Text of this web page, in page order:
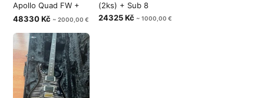
Apollo Quad FW +
UAD-2 Satell
48330 Kč ~ 2000,00 €
(2ks) + Sub 8
24325 Kč ~ 1000,00 €